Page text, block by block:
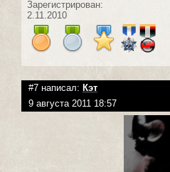
Зарегистрирован:
2.11.2010
#7 написал: Кэт
9 августа 2011 18:57